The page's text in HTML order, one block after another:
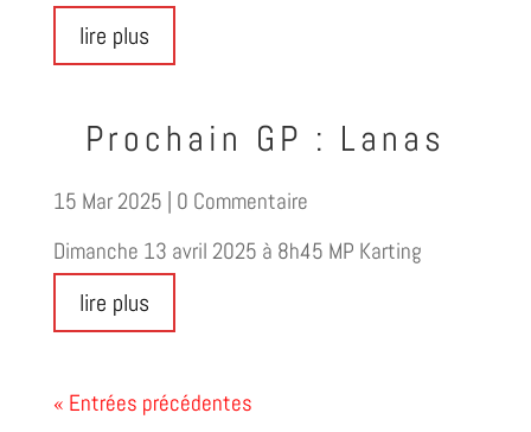
lire plus
Prochain GP : Lanas
15 Mar 2025 | 0 Commentaire
Dimanche 13 avril 2025 à 8h45 MP Karting
lire plus
« Entrées précédentes